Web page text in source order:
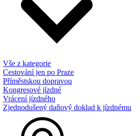
Vše z kategorie
Cestování jen po Praze
Příměstskou dopravou
Kongresové jízdné
Vrácení jízdného
Zjednodušený daňový doklad k jízdnému